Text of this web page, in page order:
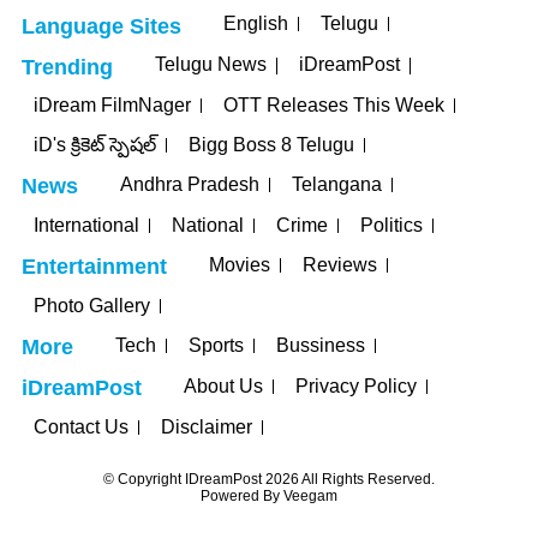
Language Sites English Telugu
Trending Telugu News
iDreamPost
iDream FilmNager
OTT Releases This Week
iD's క్రికెట్ స్పెషల్
Bigg Boss 8 Telugu
News Andhra Pradesh
Telangana
International
National Crime Politics
Entertainment Movies
Reviews
Photo Gallery
More Tech Sports Bussiness
iDreamPost About Us
Privacy Policy
Contact Us
Disclaimer
© Copyright IDreamPost 2026 All Rights Reserved.
Powered By Veegam